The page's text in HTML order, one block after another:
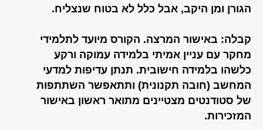
הגורן ומן היקב, אבל כלל לא בטוח שנצליח.
קבלה: באישור המרצה. הקורס מיועד לתלמידי
מחקר עם עניין אמיתי בלמידה עמוקה ורקע
כלשהו בלמידה חישובית. תנתן עדיפות למדעי
המחשב (חובה תקנונית) ותתאפשר השתתפות
של סטודנטים מצטיינים מתואר ראשון באישור
המזכירות.